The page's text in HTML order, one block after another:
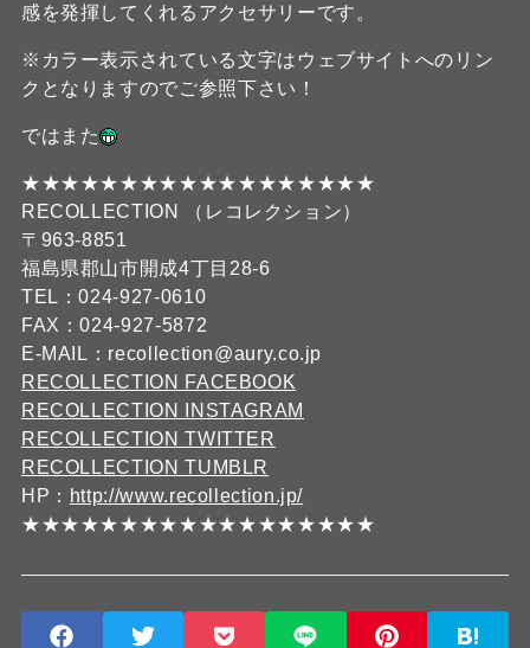
感を発揮してくれるアクセサリーです。
※カラー表示されている文字はウェブサイトへのリン
クとなりますのでご参照下さい！
ではまた
★★★★★★★★★★★★★★★★★★
RECOLLECTION （レコレクション）
〒963-8851
福島県郡山市開成4丁目28-6
TEL：024-927-0610
FAX：024-927-5872
E-MAIL：recollection@aury.co.jp
RECOLLECTION FACEBOOK
RECOLLECTION INSTAGRAM
RECOLLECTION TWITTER
RECOLLECTION TUMBLR
HP： http://www.recollection.jp/
★★★★★★★★★★★★★★★★★★